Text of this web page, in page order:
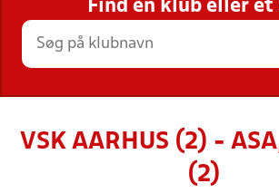
STILLINGER, RESULTATER,
HOLD
Find en klub eller et
VSK AARHUS (2) -
(2)